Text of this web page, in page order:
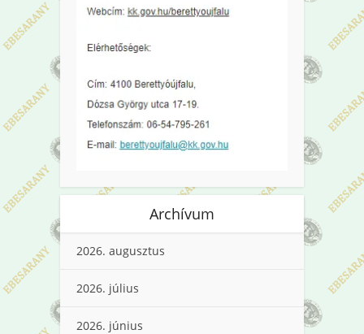
Archívum
2026. augusztus
2026. július
2026. június